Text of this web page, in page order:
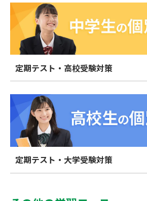
定期テスト・高校受験対策
定期テスト・大学受験対策